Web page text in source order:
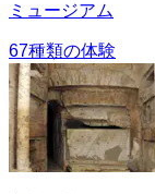
ミュージアム
67種類の体験